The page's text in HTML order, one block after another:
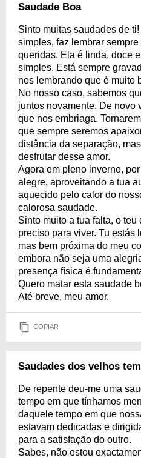
Saudade Boa
Sinto muitas saudades de
simples, faz lembrar
queridas. Ela é linda, doce
simples. Está sempre
nos lembrando que é muito
No nosso caso, sabemos
juntos novamente. De novo
que nos embriaga.
que sempre seremos
distância da separação,
desfrutar desse amor.
Agora em pleno inverno,
alegre, aproveitando a tua
aquecido pelo calor do
calorosa saudade.
Sinto muito a tua falta, o
preciso para viver. Tu estás
mas bem próxima do meu
embora não seja uma
presença física é
Quero matar esta saudade
Até breve, meu amor.
COPIAR
Saudades dos velhos
De repente deu-me uma
tempo em que tínhamos
daquele tempo em que
estavam dedicadas e
para a satisfação do outro.
Sabes, não estou